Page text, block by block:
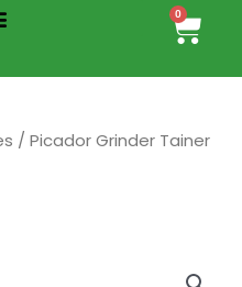
0
Cart
/ Picador Grinder Tainer